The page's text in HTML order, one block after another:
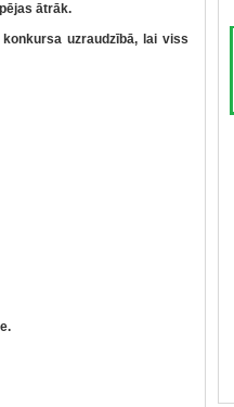
ātrāk.
uzraudzībā, lai viss